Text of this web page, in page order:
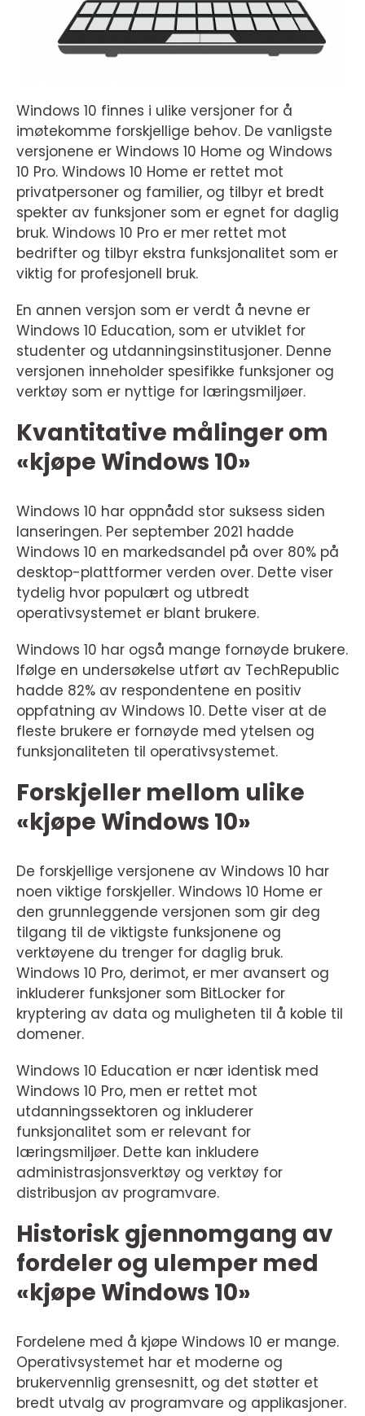
Windows 10 finnes i ulike versjoner for å
imøtekomme forskjellige behov. De vanligste
versjonene er Windows 10 Home og Windows
10 Pro. Windows 10 Home er rettet mot
privatpersoner og familier, og tilbyr et bredt
spekter av funksjoner som er egnet for daglig
bruk. Windows 10 Pro er mer rettet mot
bedrifter og tilbyr ekstra funksjonalitet som er
viktig for profesjonell bruk.
En annen versjon som er verdt å nevne er
Windows 10 Education, som er utviklet for
studenter og utdanningsinstitusjoner. Denne
versjonen inneholder spesifikke funksjoner og
verktøy som er nyttige for læringsmiljøer.
Kvantitative målinger om
«kjøpe Windows 10»
Windows 10 har oppnådd stor suksess siden
lanseringen. Per september 2021 hadde
Windows 10 en markedsandel på over 80% på
desktop-plattformer verden over. Dette viser
tydelig hvor populært og utbredt
operativsystemet er blant brukere.
Windows 10 har også mange fornøyde brukere.
Ifølge en undersøkelse utført av TechRepublic
hadde 82% av respondentene en positiv
oppfatning av Windows 10. Dette viser at de
fleste brukere er fornøyde med ytelsen og
funksjonaliteten til operativsystemet.
Forskjeller mellom ulike
«kjøpe Windows 10»
De forskjellige versjonene av Windows 10 har
noen viktige forskjeller. Windows 10 Home er
den grunnleggende versjonen som gir deg
tilgang til de viktigste funksjonene og
verktøyene du trenger for daglig bruk.
Windows 10 Pro, derimot, er mer avansert og
inkluderer funksjoner som BitLocker for
kryptering av data og muligheten til å koble til
domener.
Windows 10 Education er nær identisk med
Windows 10 Pro, men er rettet mot
utdanningssektoren og inkluderer
funksjonalitet som er relevant for
læringsmiljøer. Dette kan inkludere
administrasjonsverktøy og verktøy for
distribusjon av programvare.
Historisk gjennomgang av
fordeler og ulemper med
«kjøpe Windows 10»
Fordelene med å kjøpe Windows 10 er mange.
Operativsystemet har et moderne og
brukervennlig grensesnitt, og det støtter et
bredt utvalg av programvare og applikasjoner.